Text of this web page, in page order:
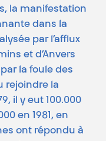
la manifestation
dans la
par l’afflux
et d’Anvers
la foule des
rejoindre la
il y eut 100.000
en 1981, en
ont répondu à